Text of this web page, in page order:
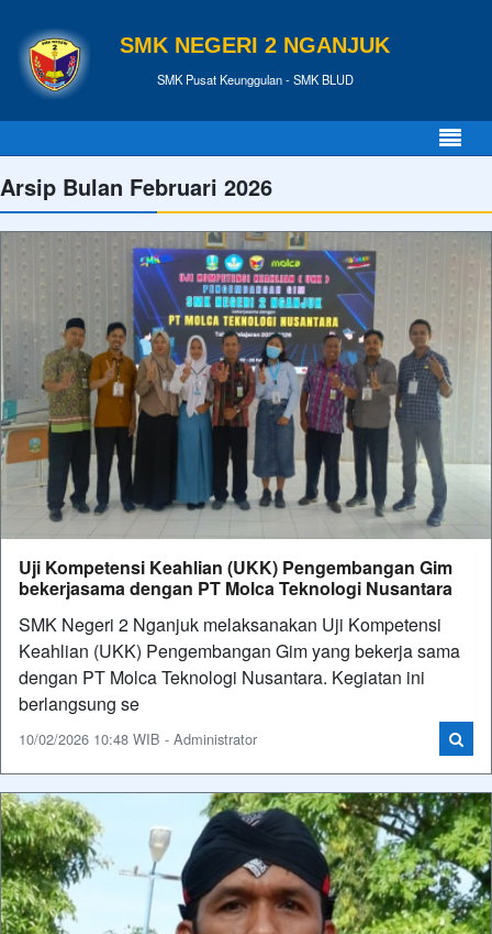
SMK NEGERI 2 NGANJUK
SMK Pusat Keunggulan - SMK BLUD
Arsip Bulan Februari 2026
Uji Kompetensi Keahlian (UKK) Pengembangan Gim
bekerjasama dengan PT Molca Teknologi Nusantara
SMK Negeri 2 Nganjuk melaksanakan Uji Kompetensi
Keahlian (UKK) Pengembangan Gim yang bekerja sama
dengan PT Molca Teknologi Nusantara. Kegiatan ini
berlangsung se
10/02/2026 10:48 WIB - Administrator